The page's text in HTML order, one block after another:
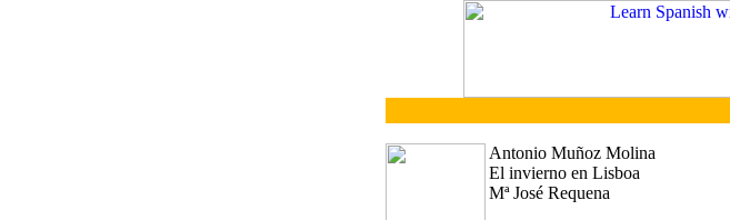
Antonio Muñoz Molina
El invierno en Lisboa
Mª José Requena